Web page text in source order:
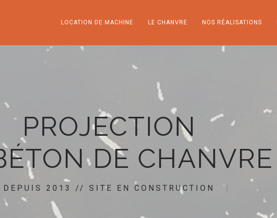
LOCATION DE MACHINE LE CHANVRE NOS RÉALISATIONS
PROJECTION
DE CHANVRE
DEPUIS 2013 // SITE EN CONSTRUCTION